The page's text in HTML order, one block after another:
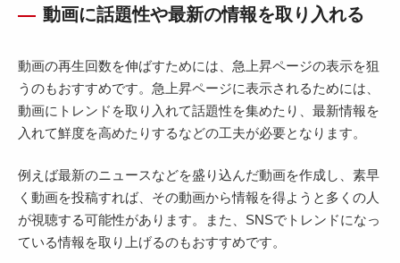
動画に話題性や最新の情報を取り入れる
動画の再生回数を伸ばすためには、急上昇ページの表示を狙
うのもおすすめです。急上昇ページに表示されるためには、
動画にトレンドを取り入れて話題性を集めたり、最新情報を
入れて鮮度を高めたりするなどの工夫が必要となります。
例えば最新のニュースなどを盛り込んだ動画を作成し、素早
く動画を投稿すれば、その動画から情報を得ようと多くの人
が視聴する可能性があります。また、SNSでトレンドになっ
ている情報を取り上げるのもおすすめです。